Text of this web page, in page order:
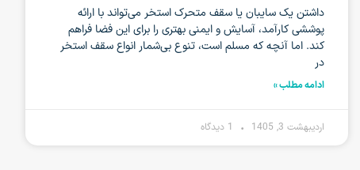
داشتن یک سایبان یا سقف متحرک استخر می‌تواند با ارائه
پوششی کارآمد، آسایش و ایمنی بهتری را برای این فضا فراهم
کند. اما آنچه که مسلم است، تنوع بی‌شمار انواع سقف استخر
در
ادامه مطلب »
اردیبهشت 3, 1405